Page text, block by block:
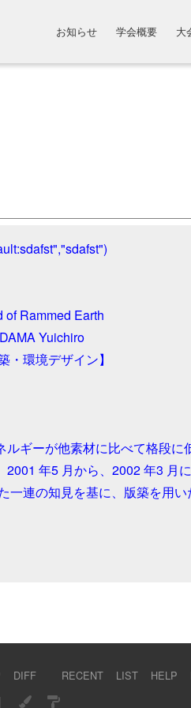
お知らせ 学会概要 大
Rammed Earth
Yuichiro
環境デザイン】
ギーが他素材に比べて格段
年5 月から、2002 年3
一連の知見を基に、版築を用
DIFF RECENT LIST HELP